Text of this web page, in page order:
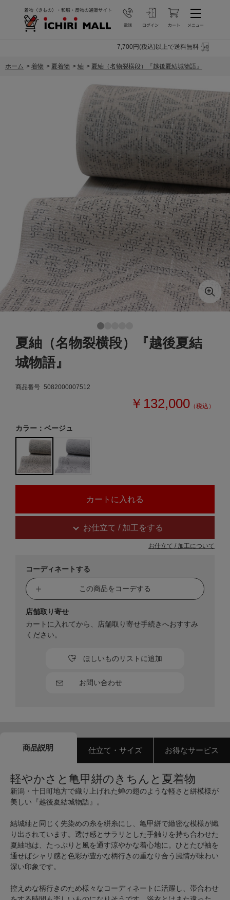
7,700円(税込)以上で送料無料
ホーム > 着物 > 夏着物 > 紬 > 夏紬（名物裂横段）『越後夏結城物語』
夏紬（名物裂横段）『越後夏結
城物語』
商品番号 5082000007512
￥132,000 （税込）
カラー：ベージュ
お仕立て / 加工をする
お仕立て / 加工について
コーディネートする
この商品をコーデする
お問い合わせ
ほしいものリストに追加
店舗取り寄せ
カートに入れてから、店舗取り寄せ手続きへおすすみ
ください。
商品説明 仕立て・サイズ お得なサービス
軽やかさと亀甲絣のきちんと夏着物
新潟・十日町地方で織り上げれた蝉の翅のような軽さと絣模様が
美しい『越後夏結城物語』。
結城紬と同じく先染めの糸を絣糸にし、亀甲絣で緻密な模様が織
り出されています。透け感とサラリとした手触りを持ち合わせた
夏紬地は、たっぷりと風を通す涼やかな着心地に。ひとたび袖を
通せばシャリ感と色彩が豊かな柄行きの重なり合う風情が味わい
深い印象です。
控えめな柄行きのため様々なコーディネートに活躍し、帯合わせ